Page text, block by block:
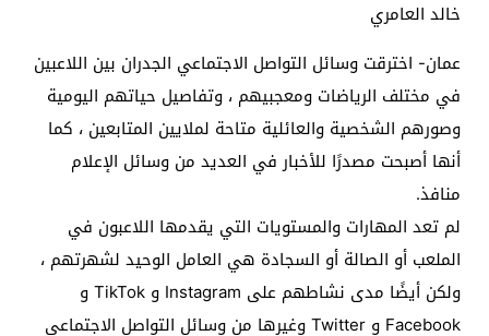
خالد العامري
عمان- اخترقت وسائل التواصل الاجتماعي الجدران بين اللاعبين
في مختلف الرياضات ومعجبيهم ، وتفاصيل حياتهم اليومية
وصورهم الشخصية والعائلية متاحة لملايين المتابعين ، كما
أنها أصبحت مصدرًا للأخبار في العديد من وسائل الإعلام
منافذ.
لم تعد المهارات والمستويات التي يقدمها اللاعبون في
الملعب أو الصالة أو السجادة هي العامل الوحيد لشهرتهم ،
ولكن أيضًا مدى نشاطهم على Instagram و TikTok و
Facebook و Twitter وغيرها من وسائل التواصل الاجتماعي